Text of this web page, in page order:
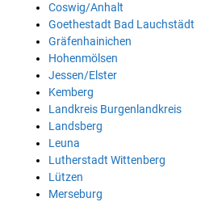
Coswig/Anhalt
Goethestadt Bad Lauchstädt
Gräfenhainichen
Hohenmölsen
Jessen/Elster
Kemberg
Landkreis Burgenlandkreis
Landsberg
Leuna
Lutherstadt Wittenberg
Lützen
Merseburg